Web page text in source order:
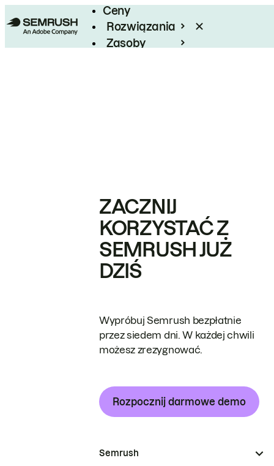
Ceny
Rozwiązania
Zasoby
ZACZNIJ
KORZYSTAĆ Z
SEMRUSH JUŻ
DZIŚ
Wypróbuj Semrush bezpłatnie
przez siedem dni. W każdej chwili
możesz zrezygnować.
Rozpocznij darmowe demo
Semrush